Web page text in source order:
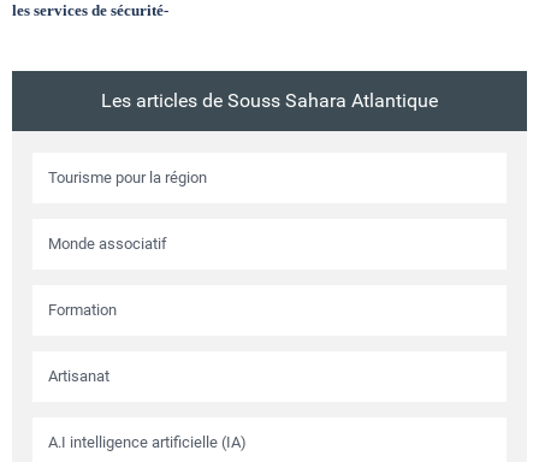
les services de sécurité-
Les articles de Souss Sahara Atlantique
Tourisme pour la région
Monde associatif
Formation
Artisanat
A.I intelligence artificielle (IA)